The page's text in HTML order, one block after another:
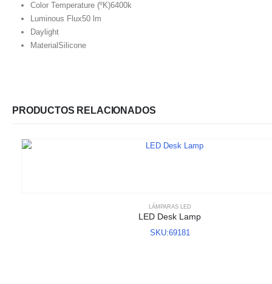
Color Temperature (ºK)6400k
Luminous Flux50 lm
Daylight
Material Silicone
PRODUCTOS RELACIONADOS
LÁMPARAS LED
LED Desk Lamp
SKU:69181